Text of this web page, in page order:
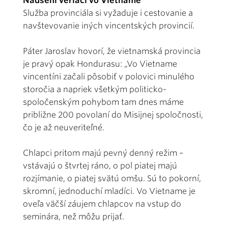
Služba provinciála si vyžaduje i cestovanie a
navštevovanie iných vincentských provincií.
Páter Jaroslav hovorí, že vietnamská provincia
je pravý opak Hondurasu: „Vo Vietname
vincentíni začali pôsobiť v polovici minulého
storočia a napriek všetkým politicko-
spoločenským pohybom tam dnes máme
približne 200 povolaní do Misijnej spoločnosti,
čo je až neuveriteľné.
Chlapci pritom majú pevný denný režim –
vstávajú o štvrtej ráno, o pol piatej majú
rozjímanie, o piatej svätú omšu. Sú to pokorní,
skromní, jednoduchí mladíci. Vo Vietname je
oveľa väčší záujem chlapcov na vstup do
seminára, než môžu prijať.